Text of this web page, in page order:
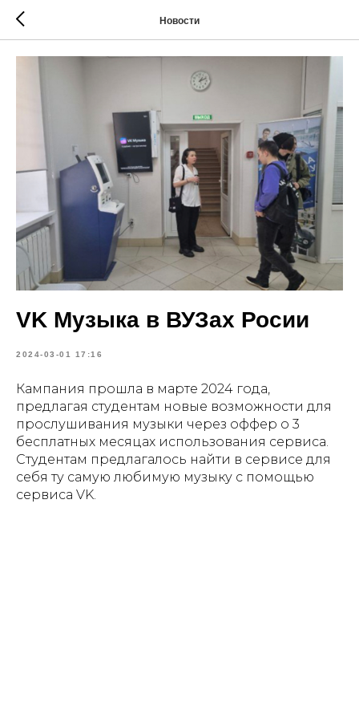
Новости
VK Музыка в ВУЗах Росии
2024-03-01 17:16
Кампания прошла в марте 2024 года,
предлагая студентам новые возможности для
прослушивания музыки через оффер о 3
бесплатных месяцах использования сервиса.
Студентам предлагалось найти в сервисе для
себя ту самую любимую музыку с помощью
сервиса VK.